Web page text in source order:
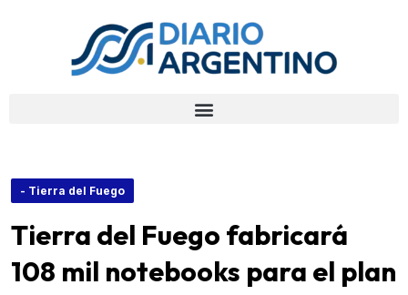
- Tierra del Fuego
Tierra del Fuego fabricará
108 mil notebooks para el plan